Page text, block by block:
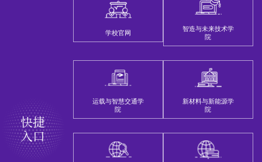
快捷
入口
学校官网
智造与未来技术学
院
运载与智慧交通学
院
新材料与新能源学
院